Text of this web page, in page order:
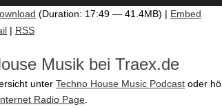
(Duration: 17:49 — 41.4MB) | Embed
| RSS
Musik bei Traex.de
unter Techno House Music Podcast oder
Radio Page